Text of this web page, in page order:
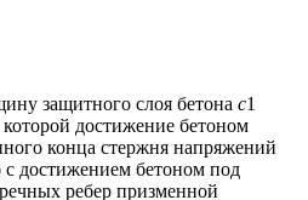
защитного слоя бетона с1
достижение бетоном
конца стержня напряжений
достижением бетоном под
ребер призменной